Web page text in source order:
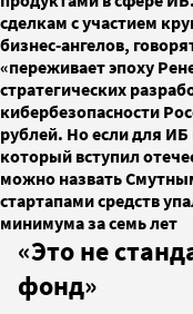
сделкам с участием
бизнес‑ангелов,
«переживает эпоху
стратегических
кибербезопасности
рублей. Но если для ИБ
который вступил
можно назвать
стартапами средств
минимума за семь лет
«Это не
фонд»